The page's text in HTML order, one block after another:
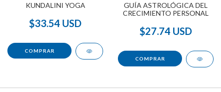
KUNDALINI YOGA
$33.54 USD
GUÍA ASTROLÓGICA DEL
CRECIMIENTO PERSONAL
$27.74 USD